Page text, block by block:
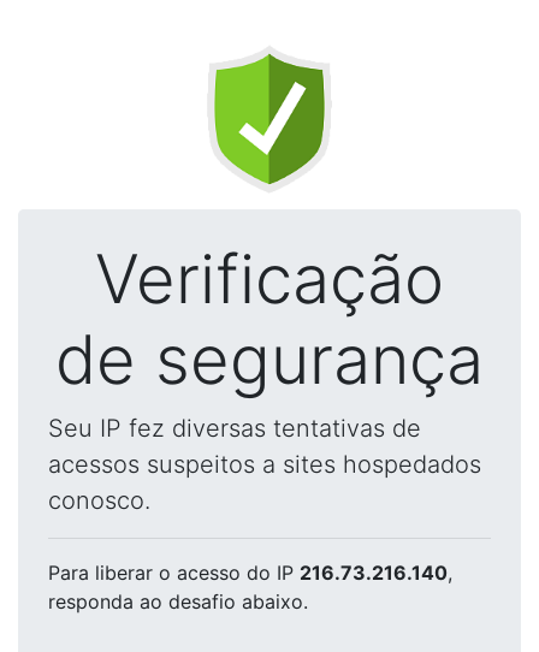
Verificação
de segurança
Seu IP fez diversas tentativas de
acessos suspeitos a sites hospedados
conosco.
Para liberar o acesso do IP 216.73.216.140,
responda ao desafio abaixo.